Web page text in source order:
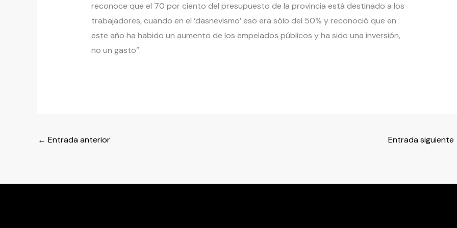
reconoce que el 70 por ciento del presupuesto de la provincia está destinado a los
trabajadores, cuando en el ‘dasnevismo’ eso era sólo del 50% y reconoció que en
este año ha habido un aumento de los empelados públicos y ha sido una inversión,
no un gasto”.
← Entrada anterior Entrada siguiente